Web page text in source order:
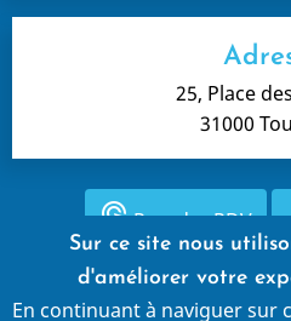
25, Place
31000
ads_clickPrendre RDV
Mentions
Sur ce site nous
d'améliorer votre
En continuant à naviguer sur